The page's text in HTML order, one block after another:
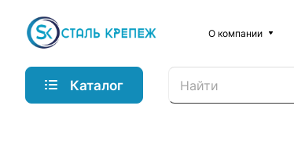
О компании
Каталог